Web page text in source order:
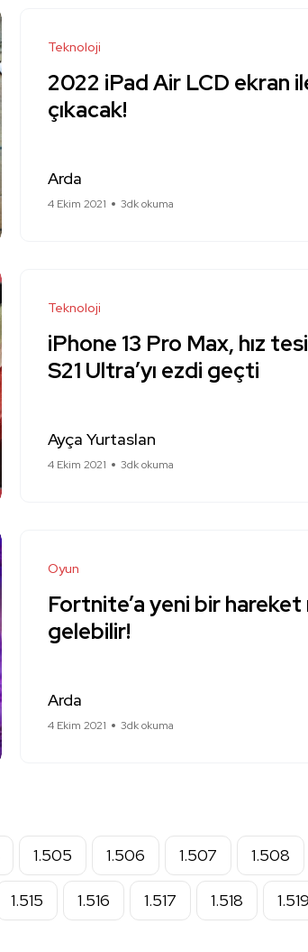
Teknoloji
2022 iPad Air LCD ekran
çıkacak!
Arda
4 Ekim 2021 3dk okuma
Teknoloji
iPhone 13 Pro Max, hız
S21 Ultra’yı ezdi geçti
Ayça Yurtaslan
4 Ekim 2021 3dk okuma
Oyun
Fortnite’a yeni bir
gelebilir!
Arda
4 Ekim 2021 3dk okuma
1.505 1.506 1.507 1.508
1.515 1.516 1.517 1.518 1.519